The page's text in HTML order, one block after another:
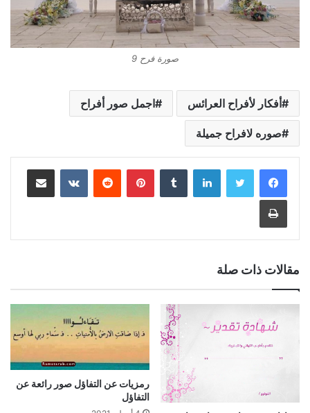
صورة فرح 9
أفكار لأفراح العرائس اجمل صور أفراح
صوره لافراح جميلة
لينكدإن بينتيريست مشاركة عبر البريد
طباعة
مقالات ذات صلة
رمزيات عن التفاؤل صور رائعة عن
التفاؤل